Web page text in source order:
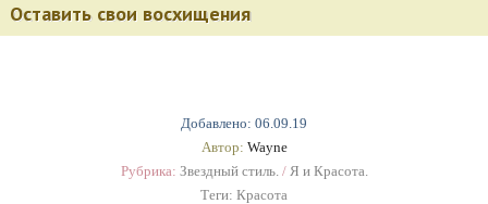
Добавлено: 06.09.19
Автор: Wayne
Рубрика: Звездный стиль./ Я и Красота.
Теги: Красота
Оставить свои восхищения